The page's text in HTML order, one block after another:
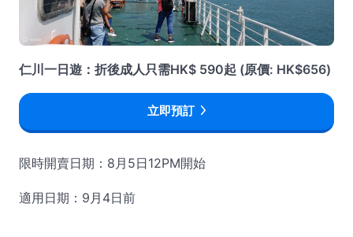
仁川一日遊：折後成人只需HK$ 590起 (原價: HK$656)
立即預訂
限時開賣日期：8月5日12PM開始
適用日期：9月4日前